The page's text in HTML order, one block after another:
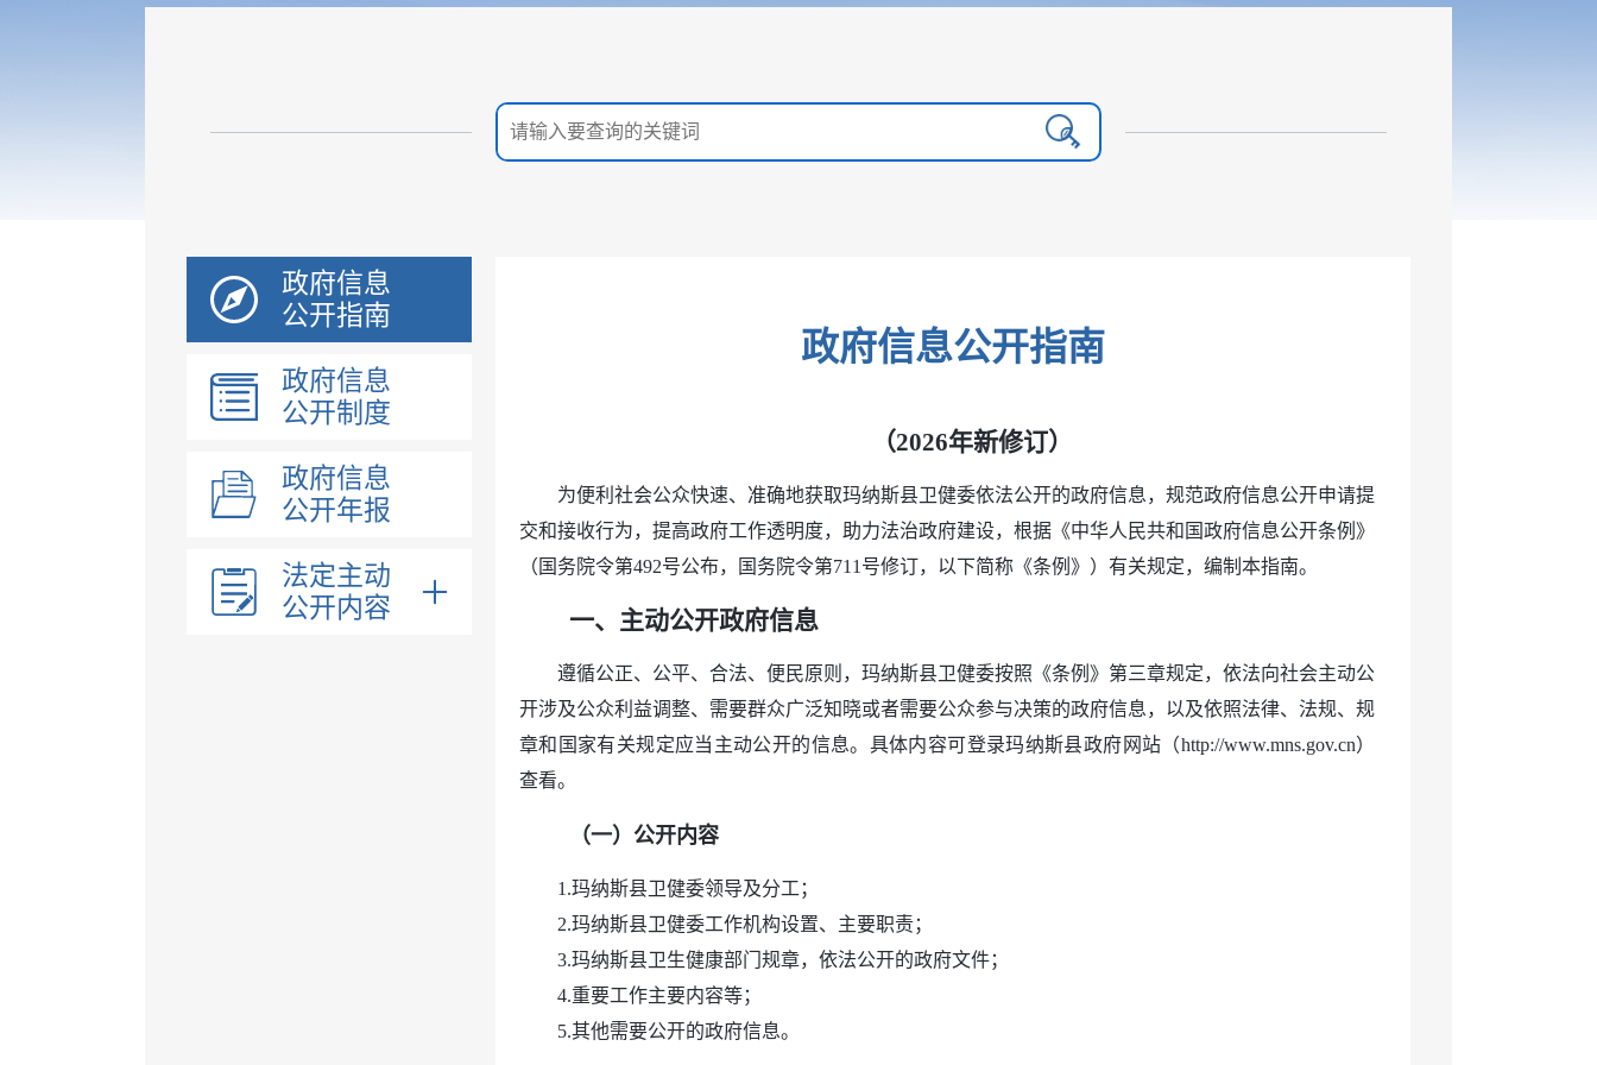
政府信息
公开指南
政府信息
公开制度
政府信息
公开年报
法定主动
公开内容
政府信息公开指南
（2026年新修订）
为便利社会公众快速、准确地获取玛纳斯县卫健委依法公开的政府信息，规范政府信息公开申请提
交和接收行为，提高政府工作透明度，助力法治政府建设，根据《中华人民共和国政府信息公开条例》
（国务院令第492号公布，国务院令第711号修订，以下简称《条例》）有关规定，编制本指南。
一、主动公开政府信息
遵循公正、公平、合法、便民原则，玛纳斯县卫健委按照《条例》第三章规定，依法向社会主动公
开涉及公众利益调整、需要群众广泛知晓或者需要公众参与决策的政府信息，以及依照法律、法规、规
章和国家有关规定应当主动公开的信息。具体内容可登录玛纳斯县政府网站（http://www.mns.gov.cn）
查看。
（一）公开内容
1.玛纳斯县卫健委领导及分工；
2.玛纳斯县卫健委工作机构设置、主要职责；
3.玛纳斯县卫生健康部门规章，依法公开的政府文件；
4.重要工作主要内容等；
5.其他需要公开的政府信息。